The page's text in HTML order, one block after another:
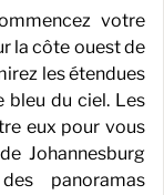
votre
la côte ouest de
les étendues
bleu du ciel. Les
eux pour vous
Johannesburg
panoramas